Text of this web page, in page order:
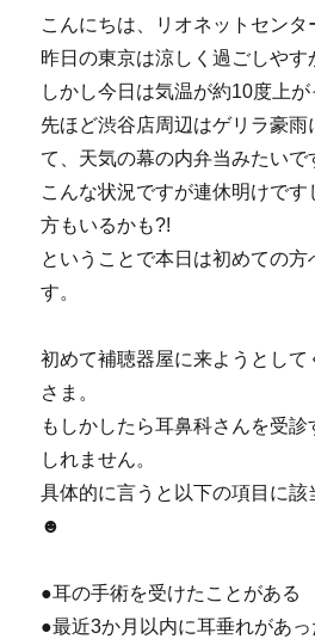
こんにちは、リオネットセンタ
昨日の東京は涼しく過ごしやす
しかし今日は気温が約10度上
先ほど渋谷店周辺はゲリラ豪雨
て、天気の幕の内弁当みたいで
こんな状況ですが連休明けです
方もいるかも?!
ということで本日は初めての
す。
初めて補聴器屋に来ようとして
さま。
もしかしたら耳鼻科さんを受診
しれません。
具体的に言うと以下の項目に該
☻
●耳の手術を受けたことがある
●最近3か月以内に耳垂れがあっ